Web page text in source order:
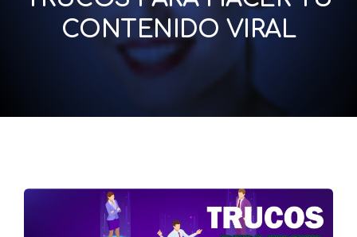
CONTENIDO VIRAL